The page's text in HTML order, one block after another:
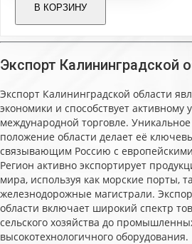
В КОРЗИНУ
Экспорт Калининградской
Экспорт Калининградской области
экономики и способствует активному
международной торговле.
положение области делает её
связывающим Россию с
Регион активно экспортирует
мира, используя как морские порты,
железнодорожные магистрали.
области включает широкий спектр
сельского хозяйства до
высокотехнологичного оборудования.